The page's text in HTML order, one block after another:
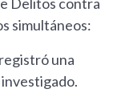
Delitos contra
simultáneos:
una